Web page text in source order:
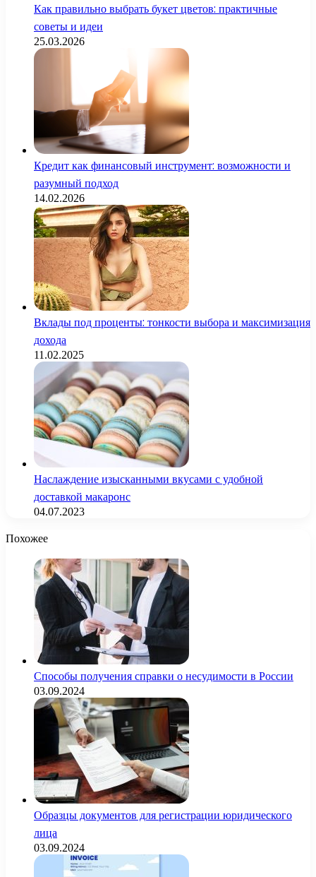
Как правильно выбрать букет цветов: практичные
советы и идеи
25.03.2026
Кредит как финансовый инструмент: возможности и
разумный подход
14.02.2026
Вклады под проценты: тонкости выбора и максимизация
дохода
11.02.2025
Наслаждение изысканными вкусами с удобной
доставкой макаронс
04.07.2023
Похожее
Способы получения справки о несудимости в России
03.09.2024
Образцы документов для регистрации юридического
лица
03.09.2024